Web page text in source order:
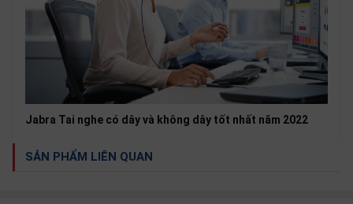
Jabra Tai nghe có dây và không dây tốt nhất năm 2022
SẢN PHẨM LIÊN QUAN